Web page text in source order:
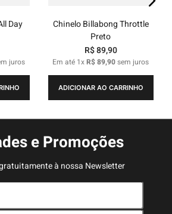
Day
juros
Chinelo Billabong Throttle
Preto
R$89,90
Em até 1xR$89,90sem juros
ADICIONAR AO CARRINHO
e Promoções
à nossa Newsletter